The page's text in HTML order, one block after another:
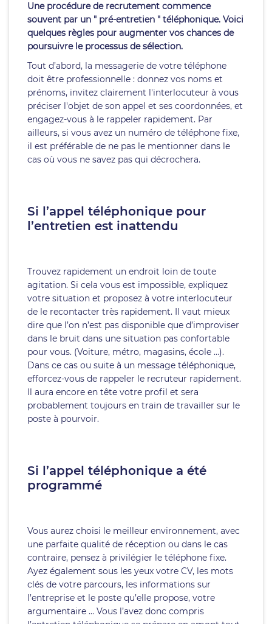
Une procédure de recrutement commence
souvent par un " pré-entretien " téléphonique. Voici
quelques règles pour augmenter vos chances de
poursuivre le processus de sélection.
Tout d’abord, la messagerie de votre téléphone
doit être professionnelle : donnez vos noms et
prénoms, invitez clairement l'interlocuteur à vous
préciser l'objet de son appel et ses coordonnées, et
engagez-vous à le rappeler rapidement. Par
ailleurs, si vous avez un numéro de téléphone fixe,
il est préférable de ne pas le mentionner dans le
cas où vous ne savez pas qui décrochera.
Si l’appel téléphonique pour
l’entretien est inattendu
Trouvez rapidement un endroit loin de toute
agitation. Si cela vous est impossible, expliquez
votre situation et proposez à votre interlocuteur
de le recontacter très rapidement. Il vaut mieux
dire que l’on n’est pas disponible que d’improviser
dans le bruit dans une situation pas confortable
pour vous. (Voiture, métro, magasins, école …).
Dans ce cas ou suite à un message téléphonique,
efforcez-vous de rappeler le recruteur rapidement.
Il aura encore en tête votre profil et sera
probablement toujours en train de travailler sur le
poste à pourvoir.
Si l’appel téléphonique a été
programmé
Vous aurez choisi le meilleur environnement, avec
une parfaite qualité de réception ou dans le cas
contraire, pensez à privilégier le téléphone fixe.
Ayez également sous les yeux votre CV, les mots
clés de votre parcours, les informations sur
l’entreprise et le poste qu’elle propose, votre
argumentaire … Vous l’avez donc compris